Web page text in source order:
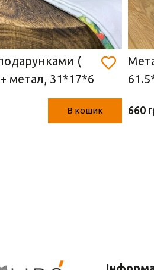
(
метал, 31*17*6
В кошик 660